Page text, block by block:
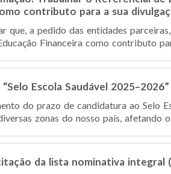
contributo para a sua
que, a pedido das entidades
Financeira como contributo
Escola Saudável 2025–2026”
do prazo de candidatura ao Selo
zonas do nosso país,
da lista nominativa integral